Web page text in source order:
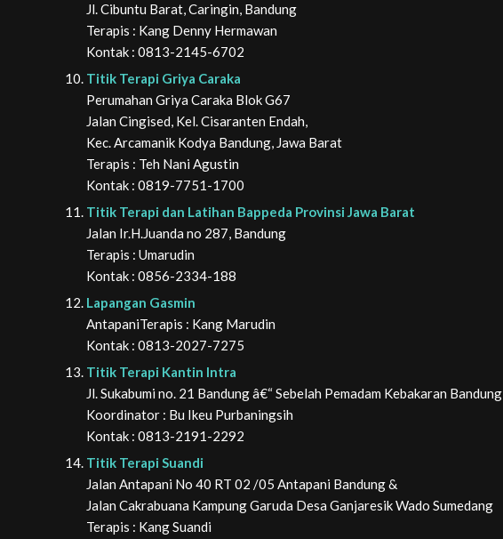
Jl. Cibuntu Barat, Caringin, Bandung
Terapis : Kang Denny Hermawan
Kontak : 0813-2145-6702
Titik Terapi Griya Caraka
Perumahan Griya Caraka Blok G67
Jalan Cingised, Kel. Cisaranten Endah,
Kec. Arcamanik Kodya Bandung, Jawa Barat
Terapis : Teh Nani Agustin
Kontak : 0819-7751-1700
Titik Terapi dan Latihan Bappeda Provinsi Jawa Barat
Jalan Ir.H.Juanda no 287, Bandung
Terapis : Umarudin
Kontak : 0856-2334-188
Lapangan Gasmin
AntapaniTerapis : Kang Marudin
Kontak : 0813-2027-7275
Titik Terapi Kantin Intra
Jl. Sukabumi no. 21 Bandung â€“ Sebelah Pemadam Kebakaran Bandung
Koordinator : Bu Ikeu Purbaningsih
Kontak : 0813-2191-2292
Titik Terapi Suandi
Jalan Antapani No 40 RT 02 /05 Antapani Bandung &
Jalan Cakrabuana Kampung Garuda Desa Ganjaresik Wado Sumedang
Terapis : Kang Suandi